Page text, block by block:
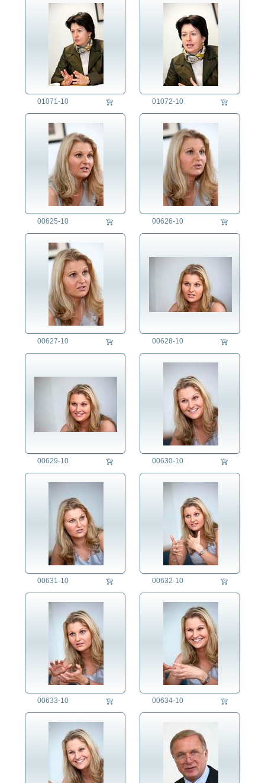
01071-10 01072-10
00625-10 00626-10
00627-10 00628-10
00629-10 00630-10
00631-10 00632-10
00633-10 00634-10